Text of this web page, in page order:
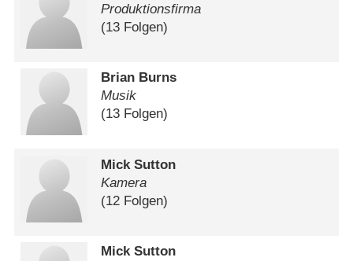
Produktionsfirma
(13 Folgen)
Brian Burns
Musik
(13 Folgen)
Mick Sutton
Kamera
(12 Folgen)
Mick Sutton